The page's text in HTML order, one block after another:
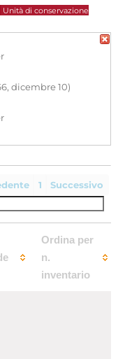
Unità di conservazione
dicembre 10)
1 Successivo
Ordina per
n.
inventario